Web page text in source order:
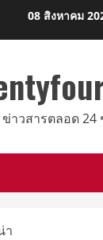
08 สิงหาคม
ข่าวสารตลอด 24
า